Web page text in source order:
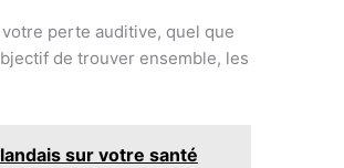
votre perte auditive, quel que
de trouver ensemble, les
sur votre santé